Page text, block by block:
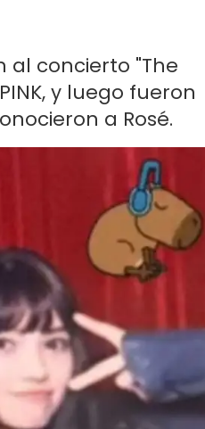
al concierto "The
y luego fueron
a Rosé.